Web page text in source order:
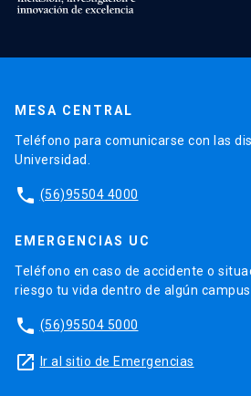
MESA CENTRAL
Teléfono para comunicarse con las
Universidad.
phone (56)95504 4000
EMERGENCIAS UC
Teléfono en caso de accidente o
riesgo tu vida dentro de algún
phone (56)95504 5000
launch Ir al sitio de Emergencias